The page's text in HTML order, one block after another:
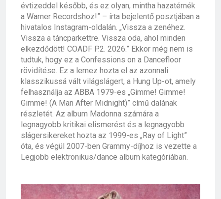
évtizeddel később, és ez olyan, mintha hazatérnék
a Warner Recordshoz!” – írta bejelentő posztjában a
hivatalos Instagram-oldalán. „Vissza a zenéhez.
Vissza a táncparkettre. Vissza oda, ahol minden
elkezdődött! COADF P.2. 2026.” Ekkor még nem is
tudtuk, hogy ez a Confessions on a Dancefloor
rövidítése. Ez a lemez hozta el az azonnali
klasszikussá vált világslágert, a Hung Up-ot, amely
felhasználja az ABBA 1979-es „Gimme! Gimme!
Gimme! (A Man After Midnight)” című dalának
részletét. Az album Madonna számára a
legnagyobb kritikai elismerést és a legnagyobb
slágersikereket hozta az 1999-es „Ray of Light”
óta, és végül 2007-ben Grammy-díjhoz is vezette a
Legjobb elektronikus/dance album kategóriában.